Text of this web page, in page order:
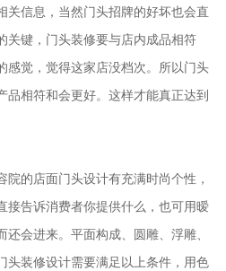
关信息，当然门头招牌的好坏也会直
关键，门头装修要与店内成品相符
感觉，觉得这家店没档次。所以门头
品相符和会更好。这样才能真正达到
的店面门头设计有充满时尚个性，
接告诉消费者你提供什么，也可用暧
会进来。平面构成、圆雕、浮雕、
头装修设计需要满足以上条件，用色